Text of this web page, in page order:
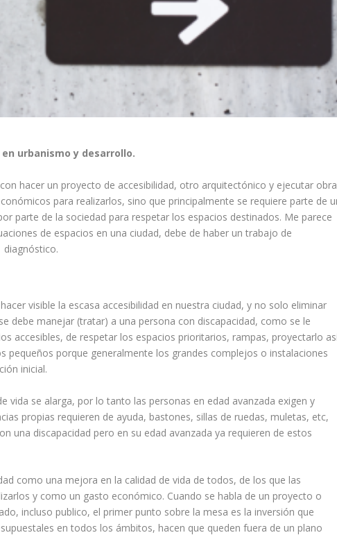
urbanismo y desarrollo.
hacer un proyecto de accesibilidad, otro arquitectónico y ejecutar
para realizarlos, sino que principalmente se requiere parte de
parte de la sociedad para respetar los espacios destinados. Me parece
de espacios en una ciudad, debe de haber un trabajo de
diagnóstico.
visible la escasa accesibilidad en nuestra ciudad, y no solo eliminar
debe manejar (tratar) a una persona con discapacidad, como se le
accesibles, de respetar los espacios prioritarios, rampas, proyectarlo
pequeños porque generalmente los grandes complejos o instalaciones
inicial.
vida se alarga, por lo tanto las personas en edad avanzada exigen y
propias requieren de ayuda, bastones, sillas de ruedas, muletas, etc,
una discapacidad pero en su edad avanzada ya requieren de estos
como una mejora en la calidad de vida de todos, de los que las
y como un gasto económico. Cuando se habla de un proyecto o
incluso publico, el primer punto sobre la mesa es la inversión que
en todos los ámbitos, hacen que queden fuera de un plano